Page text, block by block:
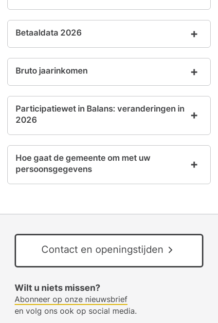
Betaaldata 2026
Bruto jaarinkomen
Participatiewet in Balans: veranderingen in
2026
Hoe gaat de gemeente om met uw
persoonsgegevens
Contact en openingstijden
Wilt u niets missen?
Abonneer op onze nieuwsbrief
en volg ons ook op social media.